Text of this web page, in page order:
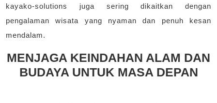
kayako-solutions juga sering dikaitkan dengan
pengalaman wisata yang nyaman dan penuh kesan
mendalam.
MENJAGA KEINDAHAN ALAM DAN
BUDAYA UNTUK MASA DEPAN